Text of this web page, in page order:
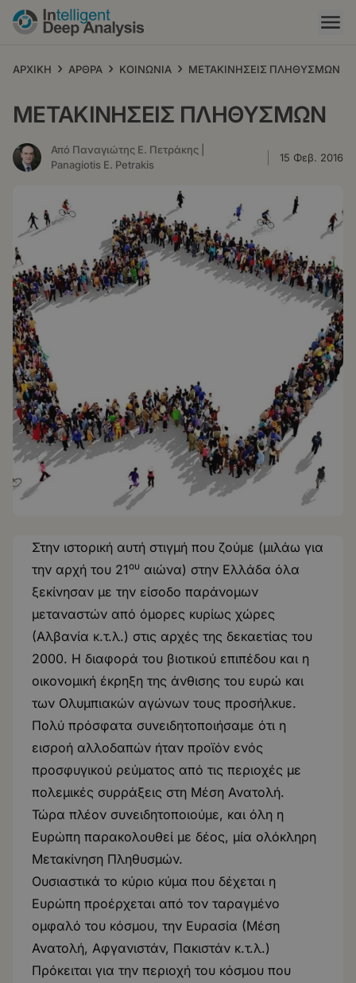
Παράκαμψη
προς
κυρίως
ΑΡΧΙΚΗ › ΑΡΘΡΑ › ΚΟΙΝΩΝΙΑ › ΜΕΤΑΚΙΝΗΣΕΙΣ ΠΛΗΘΥΣΜΩΝ
ΜΕΤΑΚΙΝΗΣΕΙΣ ΠΛΗΘΥΣΜΩΝ
Από Παναγιώτης Ε. Πετράκης |
Panagiotis E. Petrakis
15 Φεβ. 2016
Στην ιστορική αυτή στιγμή που ζούμε (μιλάω για
την αρχή του 21ου αιώνα) στην Ελλάδα όλα
ξεκίνησαν με την είσοδο παράνομων
μεταναστών από όμορες κυρίως χώρες
(Αλβανία κ.τ.λ.) στις αρχές της δεκαετίας του
2000. Η διαφορά του βιοτικού επιπέδου και η
οικονομική έκρηξη της άνθισης του ευρώ και
των Ολυμπιακών αγώνων τους προσήλκυε.
Πολύ πρόσφατα συνειδητοποιήσαμε ότι η
εισροή αλλοδαπών ήταν προϊόν ενός
προσφυγικού ρεύματος από τις περιοχές με
πολεμικές συρράξεις στη Μέση Ανατολή.
Τώρα πλέον συνειδητοποιούμε, και όλη η
Ευρώπη παρακολουθεί με δέος, μία ολόκληρη
Μετακίνηση Πληθυσμών.
Ουσιαστικά το κύριο κύμα που δέχεται η
Ευρώπη προέρχεται από τον ταραγμένο
ομφαλό του κόσμου, την Ευρασία (Μέση
Ανατολή, Αφγανιστάν, Πακιστάν κ.τ.λ.)
Πρόκειται για την περιοχή του κόσμου που